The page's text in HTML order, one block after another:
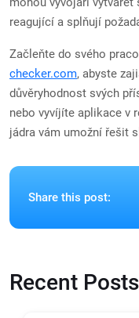
reagující a splňují
Začleňte do svého
checker.com, abyste
důvěryhodnost svých
nebo vyvíjíte aplikace v
jádra vám umožní řešit
Share this post:
Recent Posts